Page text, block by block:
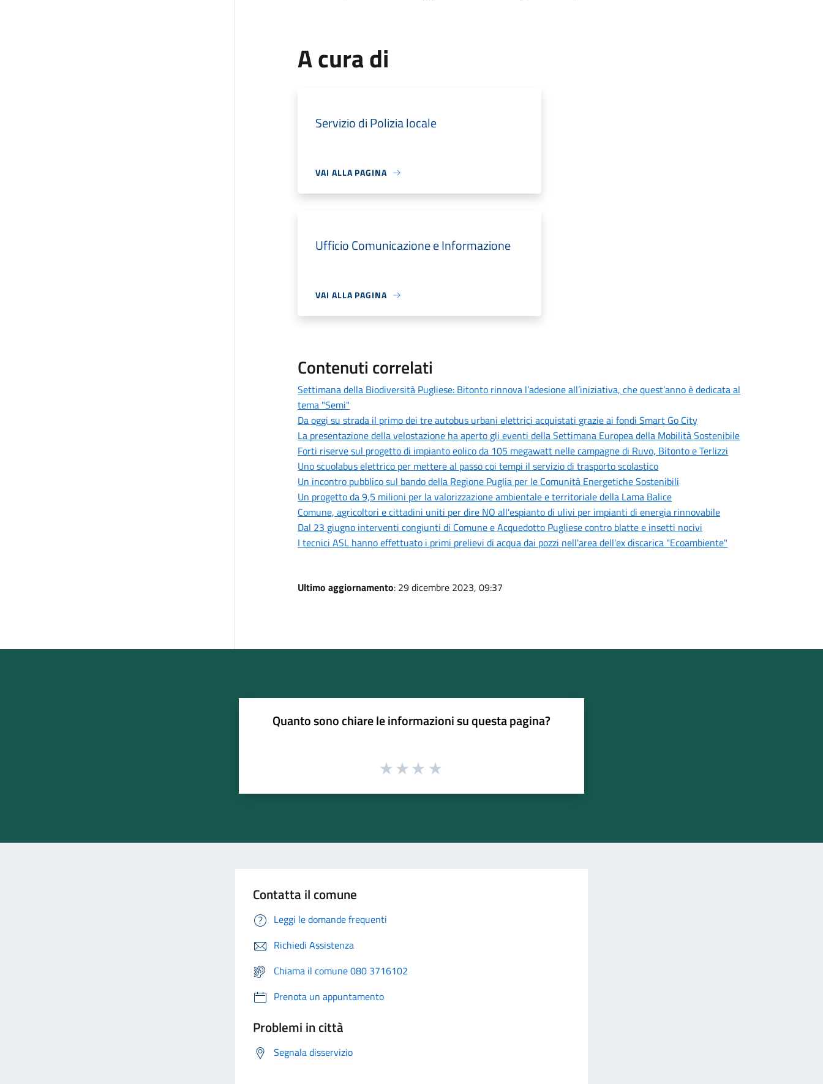
A cura di
Servizio di Polizia locale
VAI ALLA PAGINA
Ufficio Comunicazione e Informazione
VAI ALLA PAGINA
Contenuti correlati
Settimana della Biodiversità Pugliese: Bitonto rinnova l’adesione all’iniziativa, che quest’anno è dedicata al
tema "Semi"
Da oggi su strada il primo dei tre autobus urbani elettrici acquistati grazie ai fondi Smart Go City
La presentazione della velostazione ha aperto gli eventi della Settimana Europea della Mobilità Sostenibile
Forti riserve sul progetto di impianto eolico da 105 megawatt nelle campagne di Ruvo, Bitonto e Terlizzi
Uno scuolabus elettrico per mettere al passo coi tempi il servizio di trasporto scolastico
Un incontro pubblico sul bando della Regione Puglia per le Comunità Energetiche Sostenibili
Un progetto da 9,5 milioni per la valorizzazione ambientale e territoriale della Lama Balice
Comune, agricoltori e cittadini uniti per dire NO all'espianto di ulivi per impianti di energia rinnovabile
Dal 23 giugno interventi congiunti di Comune e Acquedotto Pugliese contro blatte e insetti nocivi
I tecnici ASL hanno effettuato i primi prelievi di acqua dai pozzi nell'area dell'ex discarica "Ecoambiente"
Ultimo aggiornamento: 29 dicembre 2023, 09:37
Quanto sono chiare le informazioni su questa pagina?
Contatta il comune
Leggi le domande frequenti
Richiedi Assistenza
Chiama il comune 080 3716102
Prenota un appuntamento
Problemi in città
Segnala disservizio